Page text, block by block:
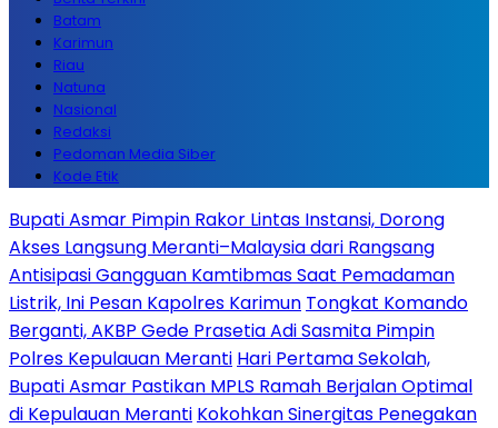
Batam
Karimun
Riau
Natuna
Nasional
Redaksi
Pedoman Media Siber
Kode Etik
Bupati Asmar Pimpin Rakor Lintas Instansi, Dorong
Akses Langsung Meranti–Malaysia dari Rangsang
Antisipasi Gangguan Kamtibmas Saat Pemadaman
Listrik, Ini Pesan Kapolres Karimun Tongkat Komando
Berganti, AKBP Gede Prasetia Adi Sasmita Pimpin
Polres Kepulauan Meranti Hari Pertama Sekolah,
Bupati Asmar Pastikan MPLS Ramah Berjalan Optimal
di Kepulauan Meranti Kokohkan Sinergitas Penegakan